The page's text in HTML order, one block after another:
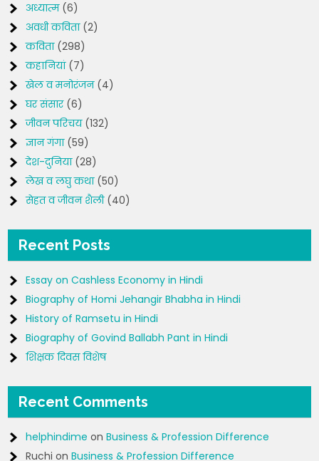
अध्यात्म(6)
अवधी कविता(2)
कविता(298)
कहानियां(7)
खेल व मनोरंजन(4)
घर संसार(6)
जीवन परिचय(132)
ज्ञान गंगा(59)
देश-दुनिया(28)
लेख व लघु कथा(50)
सेहत व जीवन शैली(40)
Recent Posts
Essay on Cashless Economy in Hindi
Biography of Homi Jehangir Bhabha in Hindi
History of Ramsetu in Hindi
Biography of Govind Ballabh Pant in Hindi
शिक्षक दिवस विशेष
Recent Comments
helphindime onBusiness & Profession Difference
Ruchi onBusiness & Profession Difference